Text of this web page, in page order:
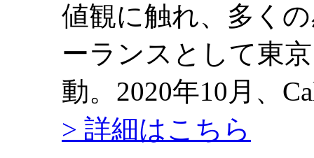
値観に触れ、多く
ーランスとして東
動。2020年10月、
> 詳細はこちら